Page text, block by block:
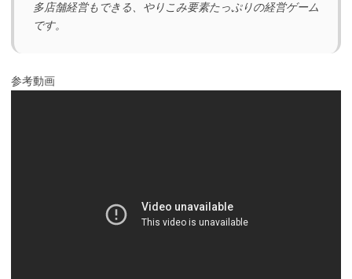
多店舗経営もできる、やりこみ要素たっぷりの経営ゲーム
です。
参考動画